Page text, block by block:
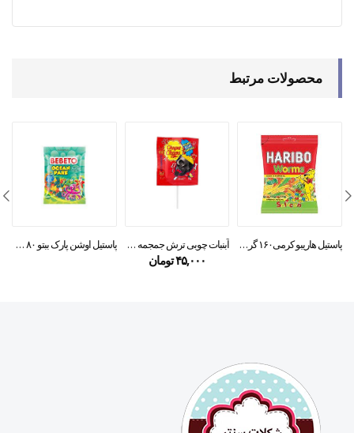
محصولات مرتبط
پاستیل هاریبو کرمی۱۶۰ گرمی آبنبات چوبی ترش جمجمه چوپاچوپس
۴۵,۰۰۰تومان
پاستیل اوشن پارک ببتو ۸۰ گرمی